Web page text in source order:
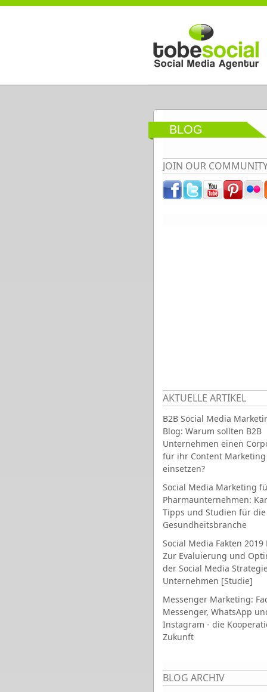
Direkt zum Inhalt
BLOG
JOIN OUR
AKTUELLE ARTIKEL
B2B Social Media
Blog: Warum sollten B2B
Unternehmen einen
für ihr Content Marketing
einsetzen?
Social Media Marketing
Pharmaunternehmen:
Tipps und Studien für die
Gesundheitsbranche
Social Media Fakten 2019
Zur Evaluierung und
der Social Media
Unternehmen [Studie]
Messenger Marketing:
Messenger, WhatsApp
Instagram - die
Zukunft
BLOG ARCHIV
Seiten